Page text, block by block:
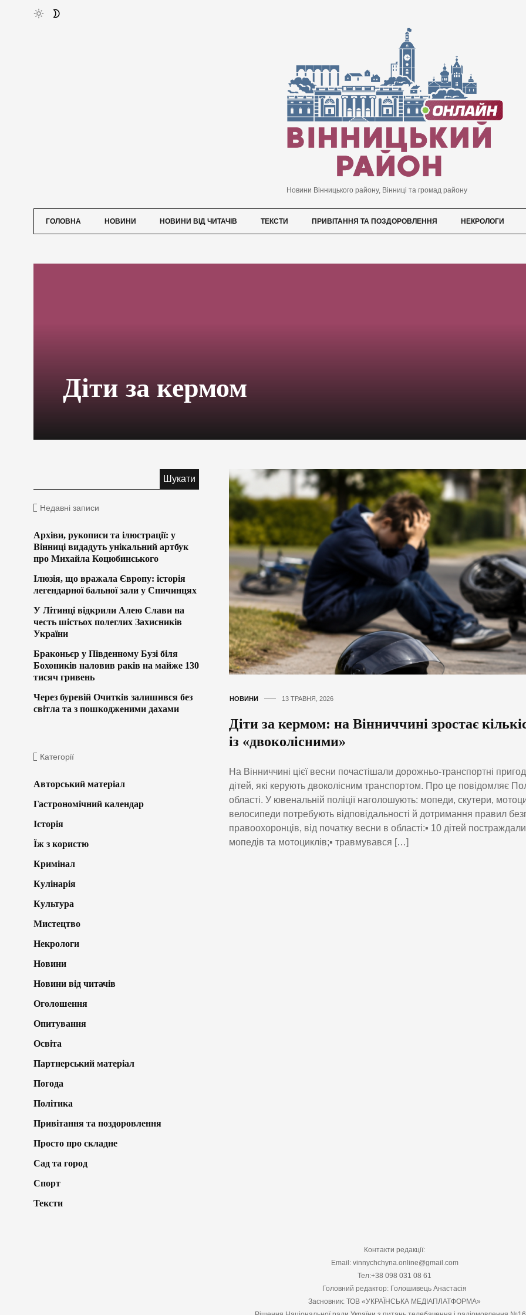
Новини Вінницького району, Вінниці та громад району
ГОЛОВНА НОВИНИ НОВИНИ ВІД ЧИТАЧІВ ТЕКСТИ ПРИВІТАННЯ ТА ПОЗДОРОВЛЕННЯ НЕКРОЛОГИ
Діти за кермом
НОВИНИ 13 ТРАВНЯ, 2026
Діти за кермом: на Вінниччині зростає
із «двоколісними»
На Вінниччині цієї весни почастішали дорожньо-транспортні
дітей, які керують двоколісним транспортом. Про це повідомляє
області. У ювенальній поліції наголошують: мопеди, скутери,
велосипеди потребують відповідальності й дотримання правил
правоохоронців, від початку весни в області:▪️ 10 дітей
мопедів та мотоциклів;▪️ травмувався […]
Недавні записи
Архіви, рукописи та ілюстрації: у
Вінниці видадуть унікальний артбук
про Михайла Коцюбинського
Ілюзія, що вражала Європу: історія
легендарної бальної зали у Спичинцях
У Літинці відкрили Алею Слави на
честь шістьох полеглих Захисників
України
Браконьєр у Південному Бузі біля
Бохоників наловив раків на майже 130
тисяч гривень
Через буревій Очитків залишився без
світла та з пошкодженими дахами
Категорії
Авторський матеріал
Гастрономічний календар
Історія
Їж з користю
Кримінал
Кулінарія
Культура
Мистецтво
Некрологи
Новини
Новини від читачів
Оголошення
Опитування
Освіта
Партнерський матеріал
Погода
Політика
Привітання та поздоровлення
Просто про складне
Сад та город
Спорт
Тексти
Контакти редакції:
Email: vinnychchyna.online@gmail.com
Тел:+38 098 031 08 61
Головний редактор: Голошивець Анастасія
Засновник: ТОВ «УКРАЇНСЬКА МЕДІАПЛАТФОРМА»